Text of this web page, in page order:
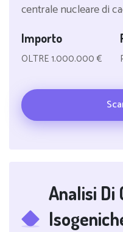
centrale nucleare di
Importo
OLTRE 1.000.000 €
Analisi Di